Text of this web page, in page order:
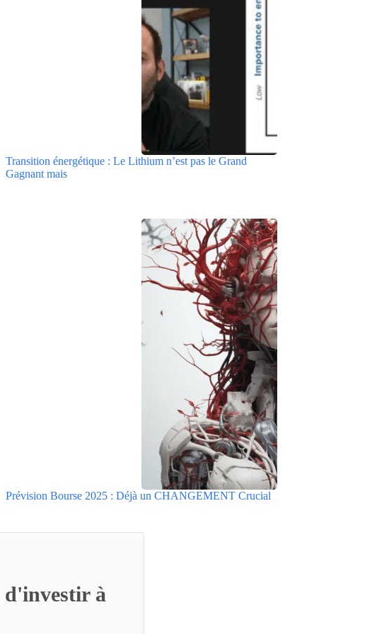
Transition énergétique : Le Lithium n’est pas le Grand
Gagnant mais
Prévision Bourse 2025 : Déjà un CHANGEMENT Crucial
d'investir à